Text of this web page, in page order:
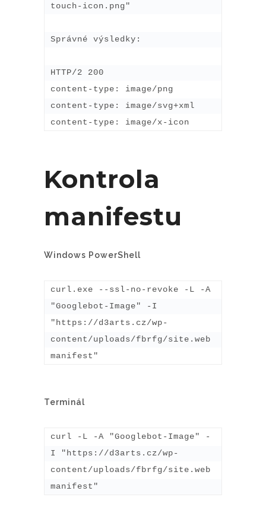
touch-icon.png"
Správné výsledky:
HTTP/2 200
content-type: image/png
content-type: image/svg+xml
content-type: image/x-icon
Kontrola
manifestu
Windows PowerShell
curl.exe --ssl-no-revoke -L -A
"Googlebot-Image" -I
"https://d3arts.cz/wp-
content/uploads/fbrfg/site.web
manifest"
Terminál
curl -L -A "Googlebot-Image" -
I "https://d3arts.cz/wp-
content/uploads/fbrfg/site.web
manifest"